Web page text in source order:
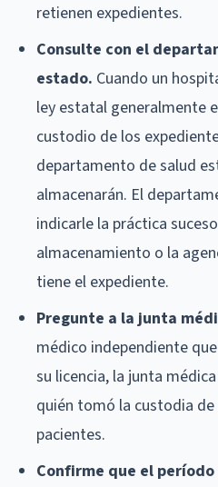
retienen expedientes.
Consulte con el
estado. Cuando un
ley estatal generalmente
custodio de los
departamento de salud
almacenarán. El
indicarle la práctica
almacenamiento o la
tiene el expediente.
Pregunte a la junta
médico independiente
su licencia, la junta
quién tomó la custodia
pacientes.
Confirme que el